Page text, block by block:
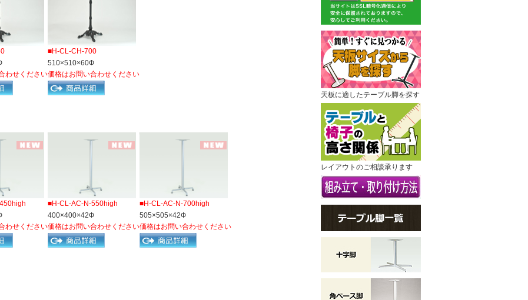
■H-CL-CH-700
わせください
510×510×60Ф
価格はお問い合わせください
■H-CL-AC-N-550high
■H-CL-AC-N-700high
わせください
400×400×42Ф
価格はお問い合わせください
505×505×42Ф
価格はお問い合わせください
天板に適したテーブル脚を探す
レイアウトのご相談承ります